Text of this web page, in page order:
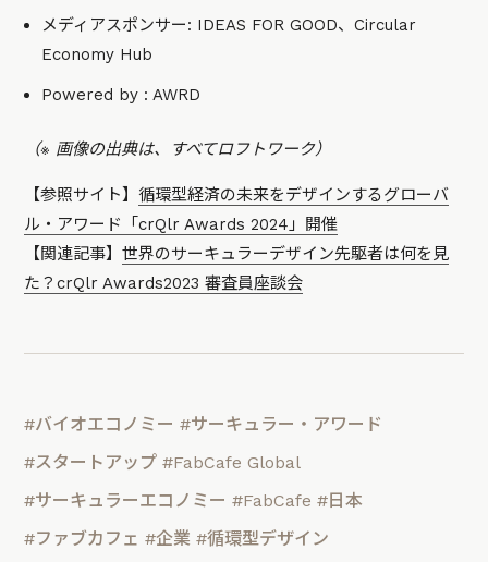
メディアスポンサー: IDEAS FOR GOOD、Circular
Economy Hub
Powered by : AWRD
（※ 画像の出典は、すべてロフトワーク）
【参照サイト】循環型経済の未来をデザインするグローバ
ル・アワード「crQlr Awards 2024」開催
【関連記事】世界のサーキュラーデザイン先駆者は何を見
た？crQlr Awards2023 審査員座談会
#バイオエコノミー #サーキュラー・アワード
#スタートアップ #FabCafe Global
#サーキュラーエコノミー #FabCafe #日本
#ファブカフェ #企業 #循環型デザイン